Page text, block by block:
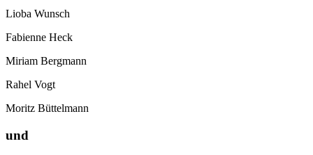
Lioba Wunsch
Fabienne Heck
Miriam Bergmann
Rahel Vogt
Moritz Büttelmann
und